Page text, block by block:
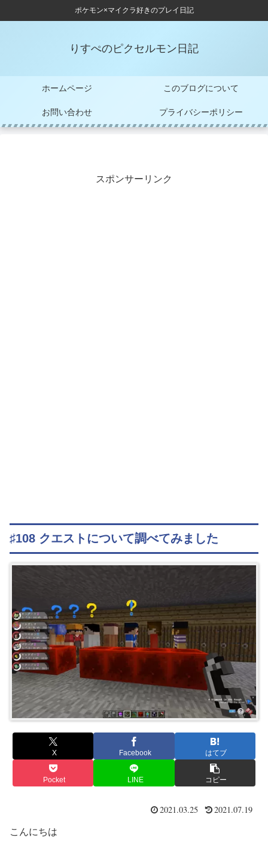
ポケモン×マイクラ好きのプレイ日記
りすぺのピクセルモン日記
ホームページ このブログについて
お問い合わせ プライバシーポリシー
スポンサーリンク
♯108 クエストについて調べてみました
X Facebook はてブ
Pocket LINE コピー
2021.03.25 2021.07.19
こんにちは